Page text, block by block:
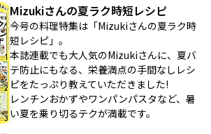
Mizukiさんの夏ラク時短レシピ
今号の料理特集は「Mizukiさんの夏ラク時
短レシピ」。
本誌連載でも大人気のMizukiさんに、夏バ
テ防止にもなる、栄養満点の手間なしレシ
ピをたっぷり教えていただきました!
レンチンおかずやワンパンパスタなど、暑
い夏を乗り切るテクが満載です。